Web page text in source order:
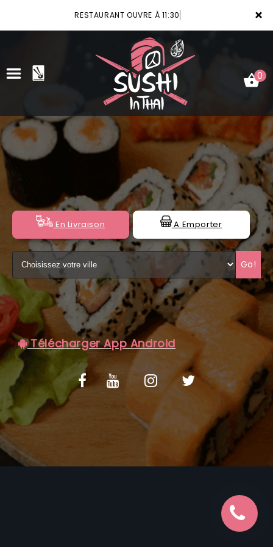
×
RESTAURANT OUVRE À 11:30
ACCUEIL
VOTRE COMPTE
NOTRE RESTAURANT
VOS AVIS
MENTIONS LÉGALES
C.G.V
0
En Livraison A Emporter
Go!
Télécharger App Android